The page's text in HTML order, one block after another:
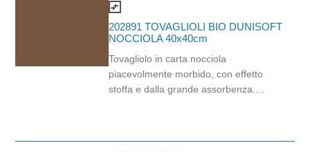
compare_arrows
202891 TOVAGLIOLI BIO DUNISOFT
NOCCIOLA 40x40cm
Tovagliolo in carta nocciola
piacevolmente morbido, con effetto
stoffa e dalla grande assorbenza.